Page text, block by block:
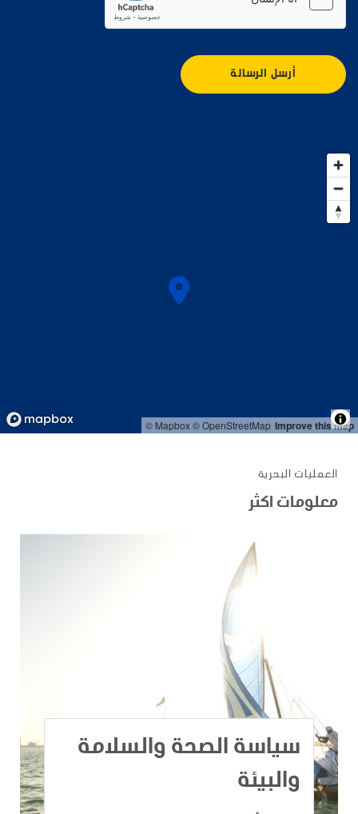
© Mapbox© OpenStreetMap Improve this map
أرسل الرسالة
العمليات البحرية
معلومات اكثر
سياسة الصحة والسلامة
والبيئة